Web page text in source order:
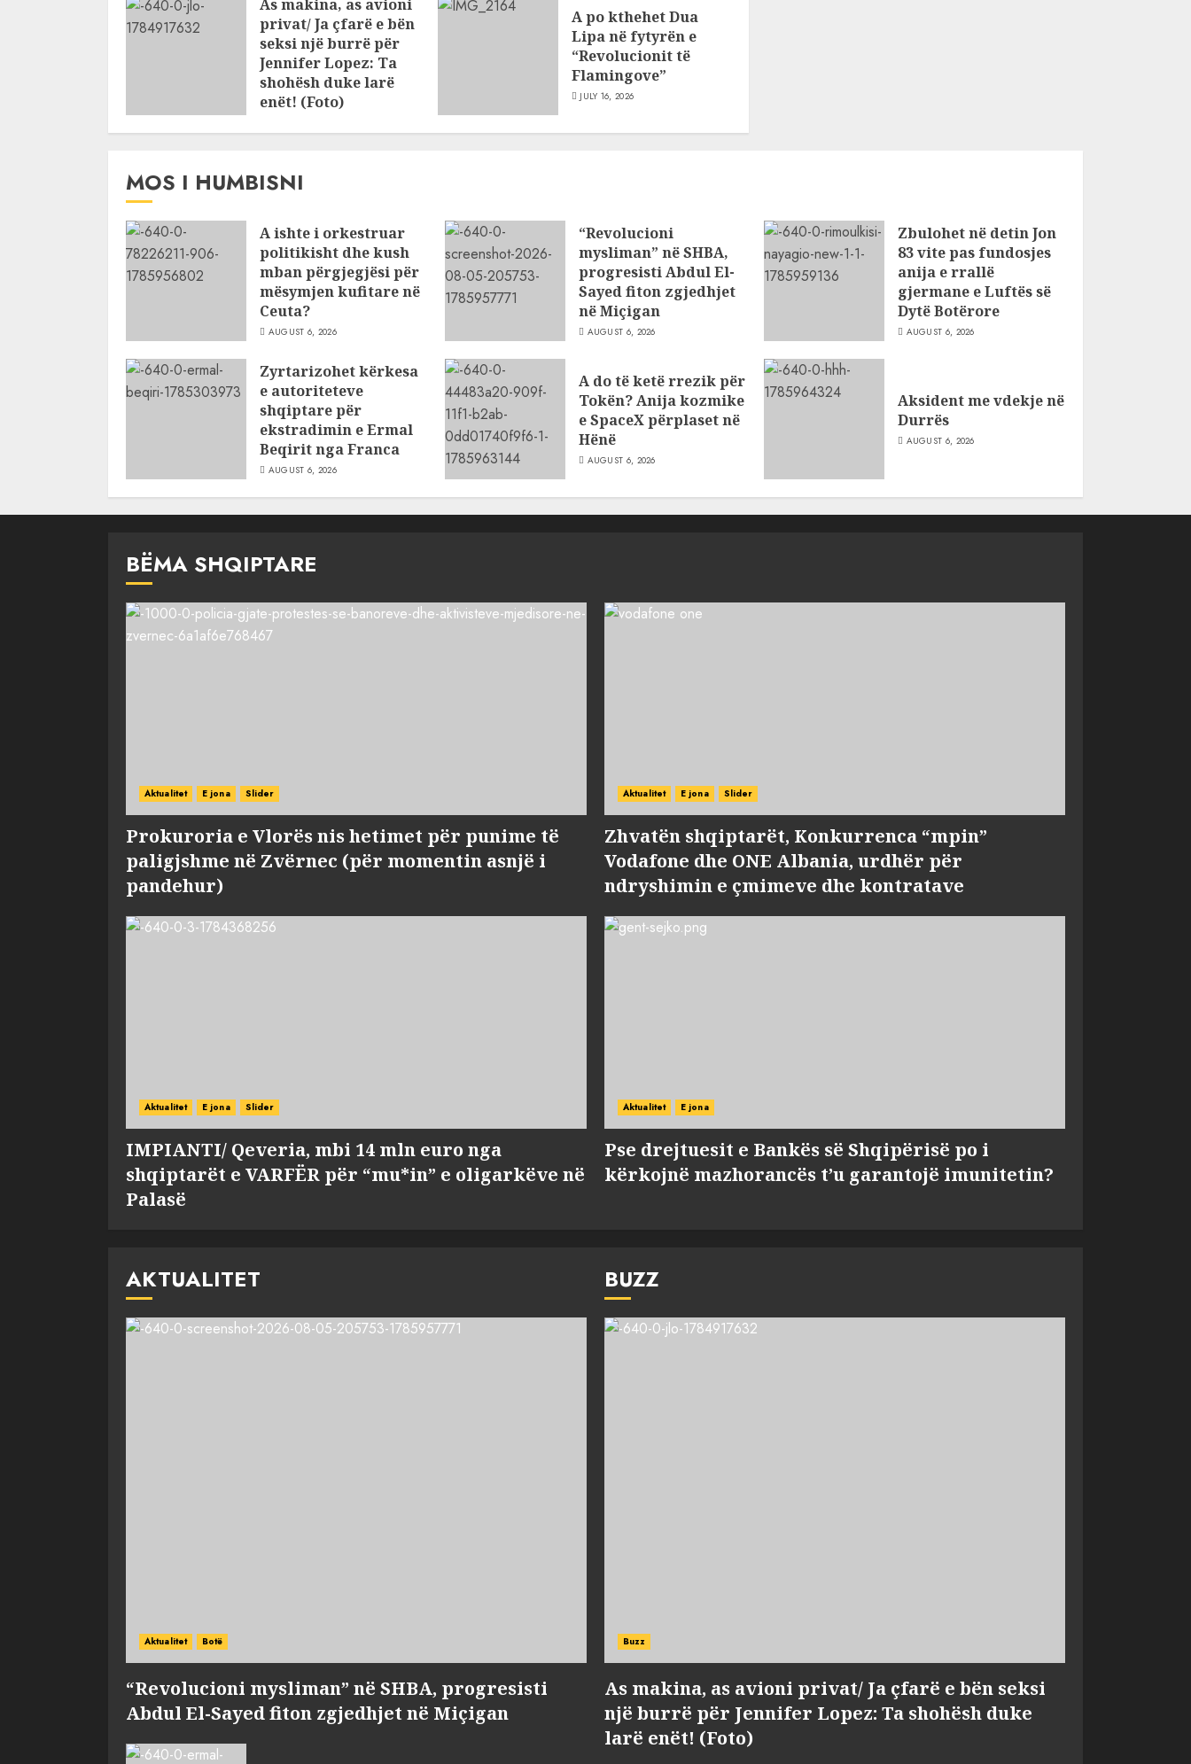
As makina, as avioni
privat/ Ja çfarë e bën
seksi një burrë për
Jennifer Lopez: Ta
shohësh duke larë
enët! (Foto)
A po kthehet Dua
Lipa në fytyrën e
“Revolucionit të
Flamingove”
JULY 16, 2026
MOS I HUMBISNI
A ishte i orkestruar
politikisht dhe kush
mban përgjegjësi për
mësymjen kufitare në
Ceuta?
AUGUST 6, 2026
“Revolucioni
mysliman” në SHBA,
progresisti Abdul El-
Sayed fiton zgjedhjet
në Miçigan
AUGUST 6, 2026
Zbulohet në detin Jon
83 vite pas fundosjes
anija e rrallë
gjermane e Luftës së
Dytë Botërore
AUGUST 6, 2026
Zyrtarizohet kërkesa
e autoriteteve
shqiptare për
ekstradimin e Ermal
Beqirit nga Franca
AUGUST 6, 2026
A do të ketë rrezik për
Tokën? Anija kozmike
e SpaceX përplaset në
Hënë
AUGUST 6, 2026
Aksident me vdekje në
Durrës
AUGUST 6, 2026
BËMA SHQIPTARE
Aktualitet E jona Slider
Prokuroria e Vlorës nis hetimet për punime të
paligjshme në Zvërnec (për momentin asnjë i
pandehur)
Aktualitet E jona Slider
Zhvatën shqiptarët, Konkurrenca “mpin”
Vodafone dhe ONE Albania, urdhër për
ndryshimin e çmimeve dhe kontratave
Aktualitet E jona Slider
IMPIANTI/ Qeveria, mbi 14 mln euro nga
shqiptarët e VARFËR për “mu*in” e oligarkëve në
Palasë
Aktualitet E jona
Pse drejtuesit e Bankës së Shqipërisë po i
kërkojnë mazhorancës t’u garantojë imunitetin?
AKTUALITET
Aktualitet Botë
“Revolucioni mysliman” në SHBA, progresisti
Abdul El-Sayed fiton zgjedhjet në Miçigan
BUZZ
Buzz
As makina, as avioni privat/ Ja çfarë e bën seksi
një burrë për Jennifer Lopez: Ta shohësh duke
larë enët! (Foto)